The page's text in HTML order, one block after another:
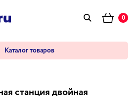
0
Каталог товаров
станция двойная